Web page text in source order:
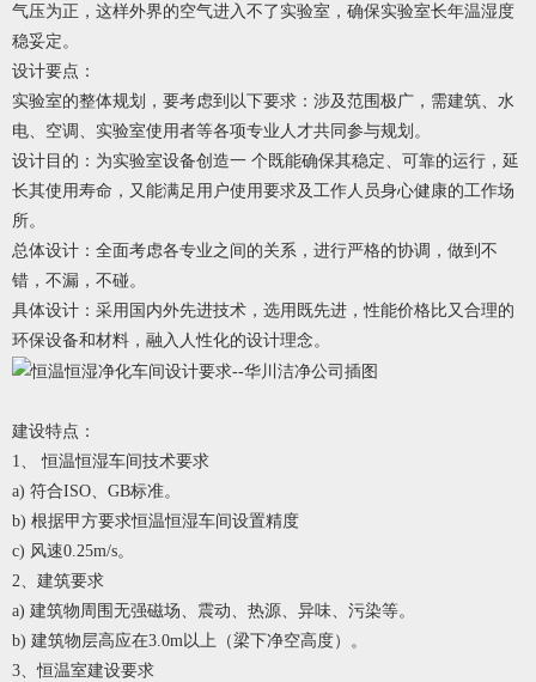
气压为正，这样外界的空气进入不了实验室，确保实验室长年温湿度
稳妥定。
设计要点：
实验室的整体规划，要考虑到以下要求：涉及范围极广，需建筑、水
电、空调、实验室使用者等各项专业人才共同参与规划。
设计目的：为实验室设备创造一 个既能确保其稳定、可靠的运行，延
长其使用寿命，又能满足用户使用要求及工作人员身心健康的工作场
所。
总体设计：全面考虑各专业之间的关系，进行严格的协调，做到不
错，不漏，不碰。
具体设计：采用国内外先进技术，选用既先进，性能价格比又合理的
环保设备和材料，融入人性化的设计理念。
建设特点：
1、 恒温恒湿车间技术要求
a) 符合ISO、GB标准。
b) 根据甲方要求恒温恒湿车间设置精度
c) 风速0.25m/s。
2、建筑要求
a) 建筑物周围无强磁场、震动、热源、异味、污染等。
b) 建筑物层高应在3.0m以上（梁下净空高度）。
3、恒温室建设要求